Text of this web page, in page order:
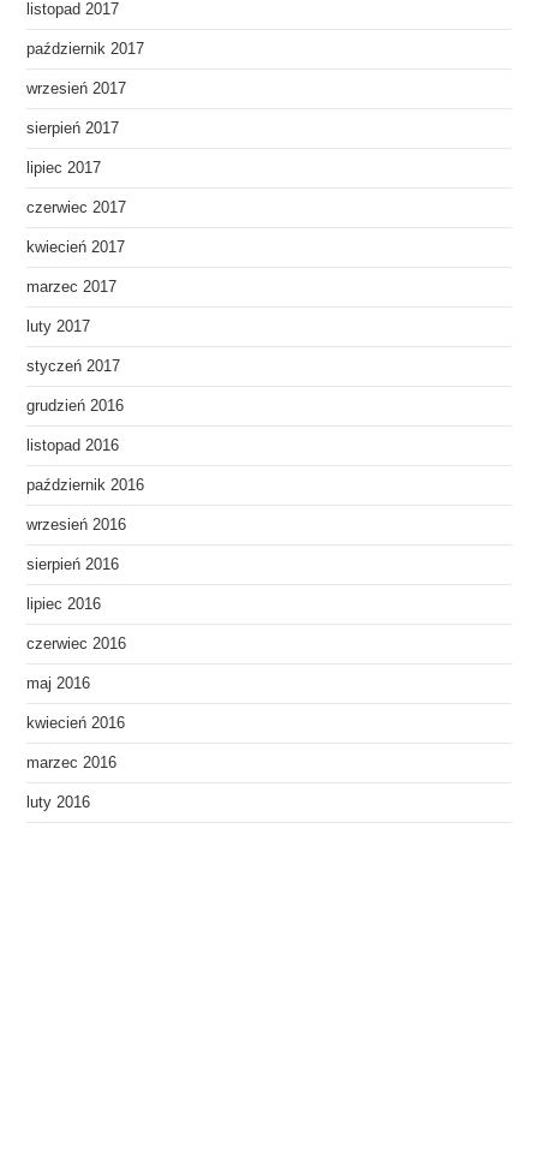
listopad 2017
październik 2017
wrzesień 2017
sierpień 2017
lipiec 2017
czerwiec 2017
kwiecień 2017
marzec 2017
luty 2017
styczeń 2017
grudzień 2016
listopad 2016
październik 2016
wrzesień 2016
sierpień 2016
lipiec 2016
czerwiec 2016
maj 2016
kwiecień 2016
marzec 2016
luty 2016